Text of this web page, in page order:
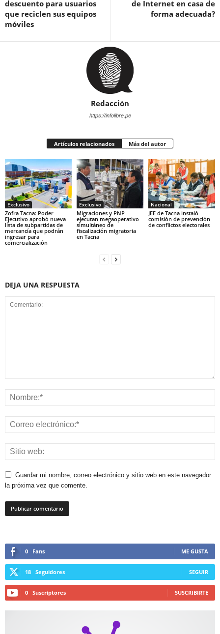
descuento para usuarios
que reciclen sus equipos
móviles
de Internet en casa de
forma adecuada?
Redacción
https://infolibre.pe
Artículos relacionados Más del autor
Exclusivo
Zofra Tacna: Poder
Ejecutivo aprobó nueva
lista de subpartidas de
mercancía que podrán
ingresar para
comercialización
Exclusivo
Migraciones y PNP
ejecutan megaoperativo
simultáneo de
fiscalización migratoria
en Tacna
Nacional
JEE de Tacna instaló
comisión de prevención
de conflictos electorales
DEJA UNA RESPUESTA
Guardar mi nombre, correo electrónico y sitio web en este navegador
la próxima vez que comente.
0 Fans ME GUSTA
18 Seguidores SEGUIR
0 Suscriptores SUSCRIBIRTE